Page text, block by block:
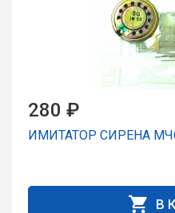
280 ₽
ИМИТАТОР СИРЕНА МЧС
В